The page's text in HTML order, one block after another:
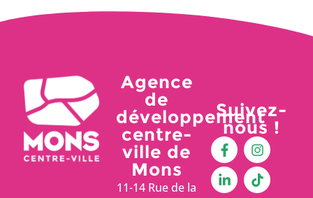
Agence
de
développement
centre-
ville de
Mons
11-14 Rue de la
Suivez-
nous !